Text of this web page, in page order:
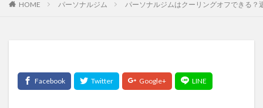
HOME パーソナルジム パーソナルジムはクーリングオフできる？